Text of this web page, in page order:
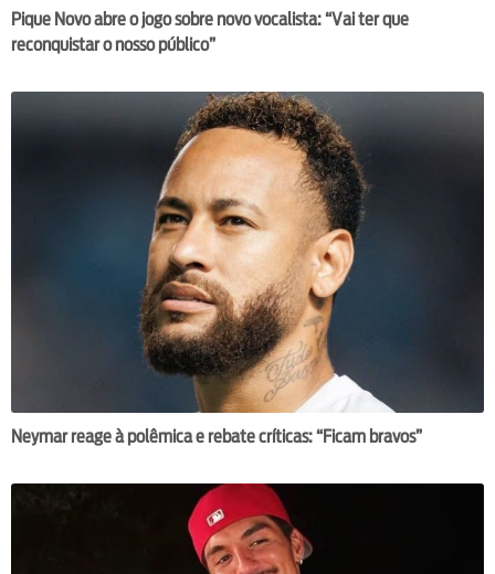
Pique Novo abre o jogo sobre novo vocalista: “Vai ter que
reconquistar o nosso público”
Neymar reage à polêmica e rebate críticas: “Ficam bravos”